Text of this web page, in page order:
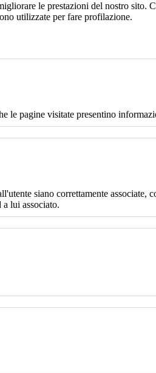
le prestazioni del nostro sito.
utilizzate per fare profilazione.
pagine visitate presentino
siano correttamente associate,
lui associato.